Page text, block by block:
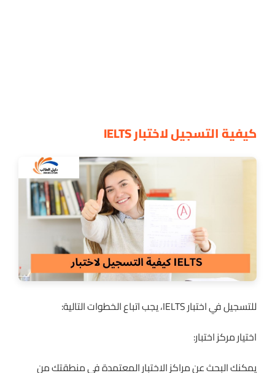
كيفية التسجيل لاختبار IELTS
للتسجيل في اختبار IELTS، يجب اتباع الخطوات التالية:
اختيار مركز اختبار:
يمكنك البحث عن مراكز الاختبار المعتمدة في منطقتك من